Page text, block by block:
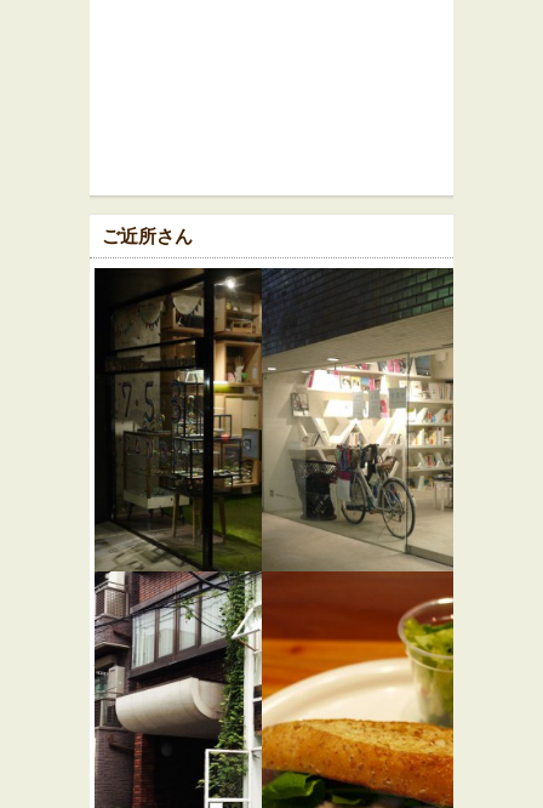
ご近所さん
パパブブ
レ ★☆☆
スイーツ
SHIBUYA
PUBLISHING
BOOKSELLERS